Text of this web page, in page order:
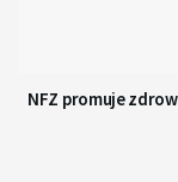
NFZ promuje